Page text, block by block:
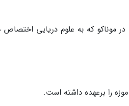
موناکو که به علوم دریایی اختصاص